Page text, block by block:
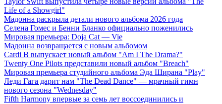
Life of a Showgirl"
Мадонна раскрыла детали нового альбома 2026 года
Селена Гомес и Бенни Бланко официально поженились
Мировая премьера: Doja Cat — Vie
Мадонна возвращается с новым альбомом
Cardi B выпускает новый альбом "Am I The Drama?"
Twenty One Pilots представили новый альбом "Breach"
Мировая премьера студийного альбома Эда Ширана "Play"
Леди Гага дарит нам "The Dead Dance" — мрачный гимн
нового сезона "Wednesday"
Fifth Harmony впервые за семь лет воссоединились и